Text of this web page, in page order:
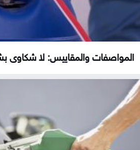
المواصفات والمقاييس: لا شكاوى